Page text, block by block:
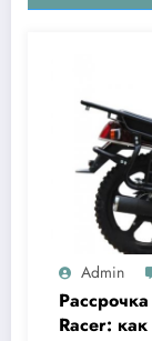
Admin
Racer: как